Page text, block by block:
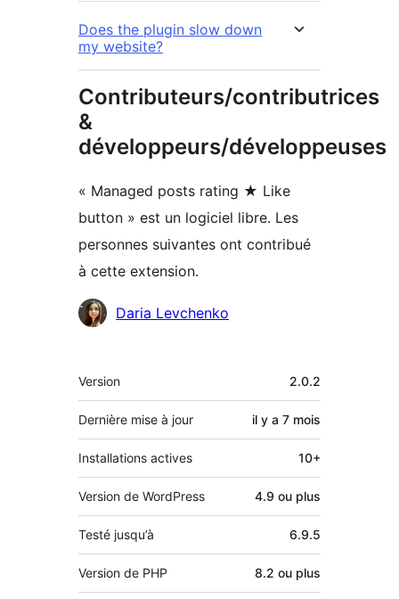
Does the plugin slow down
my website?
Contributeurs/contributrices
&
développeurs/développeuses
« Managed posts rating ★ Like
button » est un logiciel libre. Les
personnes suivantes ont contribué
à cette extension.
Contributeurs
Daria Levchenko
Méta
Version 2.0.2
Dernière mise à jour il y a 7 mois
Installations actives 10+
Version de WordPress 4.9 ou plus
Testé jusqu’à 6.9.5
Version de PHP 8.2 ou plus